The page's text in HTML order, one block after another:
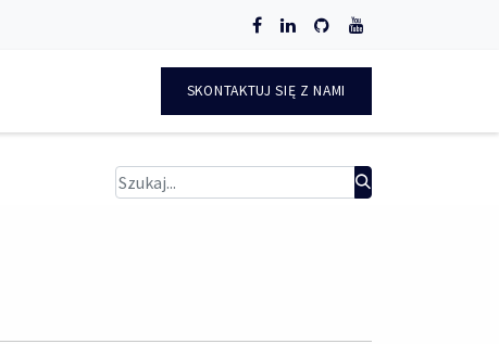
SKONTAKTUJ SIĘ Z NAMI